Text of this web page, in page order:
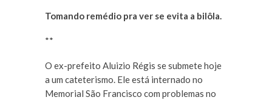
Tomando remédio pra ver se evita a bilôla.
**
O ex-prefeito Aluizio Régis se submete hoje
a um cateterismo. Ele está internado no
Memorial São Francisco com problemas no